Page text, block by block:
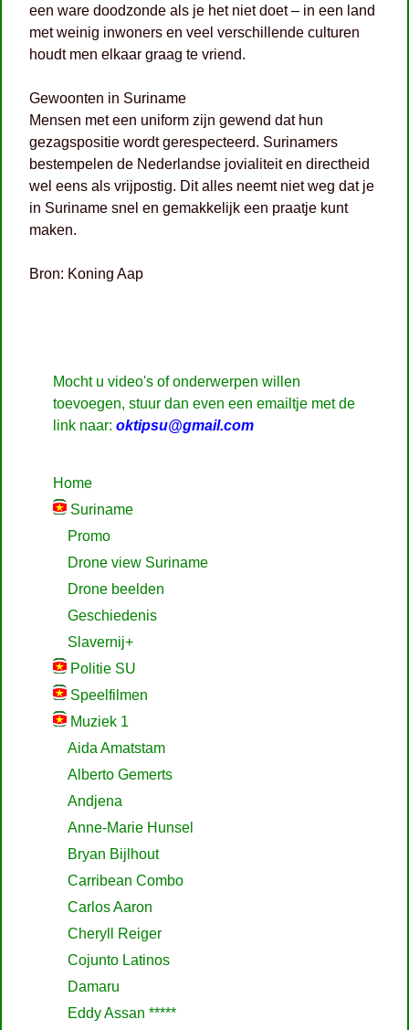
een ware doodzonde als je het niet doet – in een land
met weinig inwoners en veel verschillende culturen
houdt men elkaar graag te vriend.
Gewoonten in Suriname
Mensen met een uniform zijn gewend dat hun
gezagspositie wordt gerespecteerd. Surinamers
bestempelen de Nederlandse jovialiteit en directheid
wel eens als vrijpostig. Dit alles neemt niet weg dat je
in Suriname snel en gemakkelijk een praatje kunt
maken.
Bron: Koning Aap
Mocht u video's of onderwerpen willen
toevoegen, stuur dan even een emailtje met de
link naar: oktipsu@gmail.com
Home
Suriname
Promo
Drone view Suriname
Drone beelden
Geschiedenis
Slavernij+
Politie SU
Speelfilmen
Muziek 1
Aida Amatstam
Alberto Gemerts
Andjena
Anne-Marie Hunsel
Bryan Bijlhout
Carribean Combo
Carlos Aaron
Cheryll Reiger
Cojunto Latinos
Damaru
Eddy Assan *****